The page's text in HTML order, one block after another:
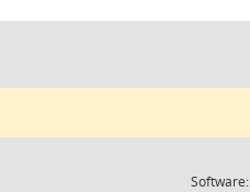
Software: